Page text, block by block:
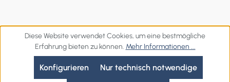
Diese Website verwendet Cookies, um eine bestmögliche
Erfahrung bieten zu können. Mehr Informationen ...
Nur technisch notwendige
Konfigurieren